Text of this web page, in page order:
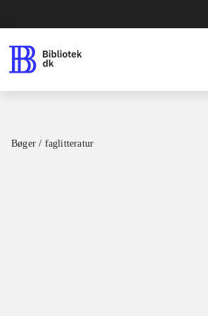
Bøger / faglitteratur